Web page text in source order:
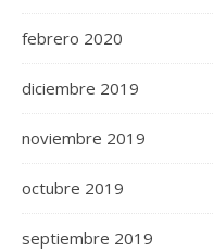
febrero 2020
diciembre 2019
noviembre 2019
octubre 2019
septiembre 2019